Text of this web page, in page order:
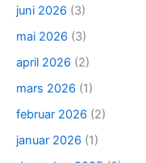
juni 2026 (3)
mai 2026 (3)
april 2026 (2)
mars 2026 (1)
februar 2026 (2)
januar 2026 (1)